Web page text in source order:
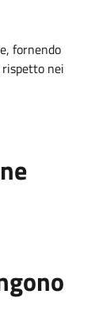
fornendo
nei